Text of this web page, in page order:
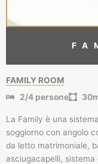
FAMILY ROOM
2/4 persone
La Family è una
soggiorno con angolo
da letto matrimoniale,
asciugacapelli,